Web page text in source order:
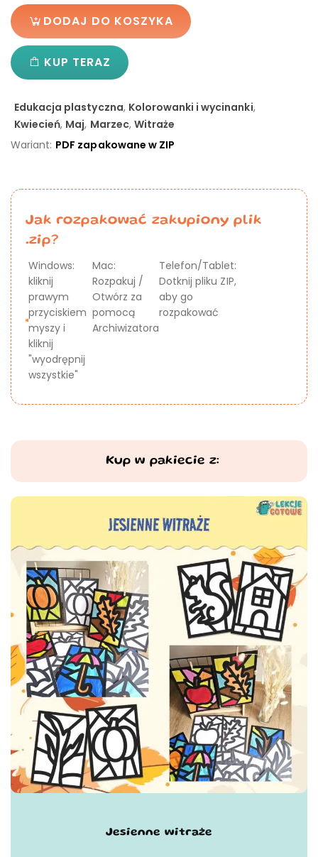
DODAJ DO KOSZYKA
KUP TERAZ
Edukacja plastyczna, Kolorowanki i wycinanki,
Kwiecień, Maj, Marzec, Witraże
Wariant: PDF zapakowane w ZIP
Jak rozpakować zakupiony plik
.zip?
Windows:
kliknij
prawym
przyciskiem
myszy i
kliknij
"wyodrępnij
wszystkie"
Mac:
Rozpakuj /
Otwórz za
pomocą
Archiwizatora
Telefon/Tablet:
Dotknij pliku ZIP,
aby go
rozpakować
Kup w pakiecie z:
Jesienne witraże